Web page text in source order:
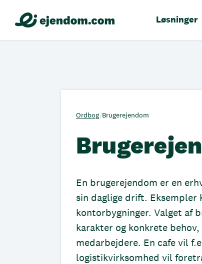
Løsninger
Ordbog/Brugerejendom
En brugerejendom er en
sin daglige drift.
kontorbygninger. Valget af
karakter og konkrete
medarbejdere. En cafe vil
logistikvirksomhed vil